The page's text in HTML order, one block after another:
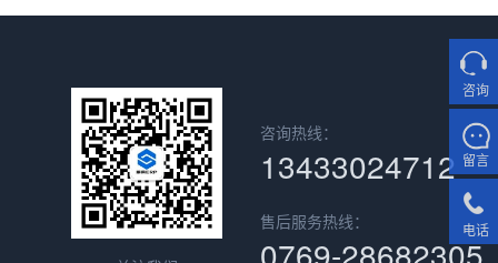
咨询
留言
电话
咨询热线：
13433024712
售后服务热线：